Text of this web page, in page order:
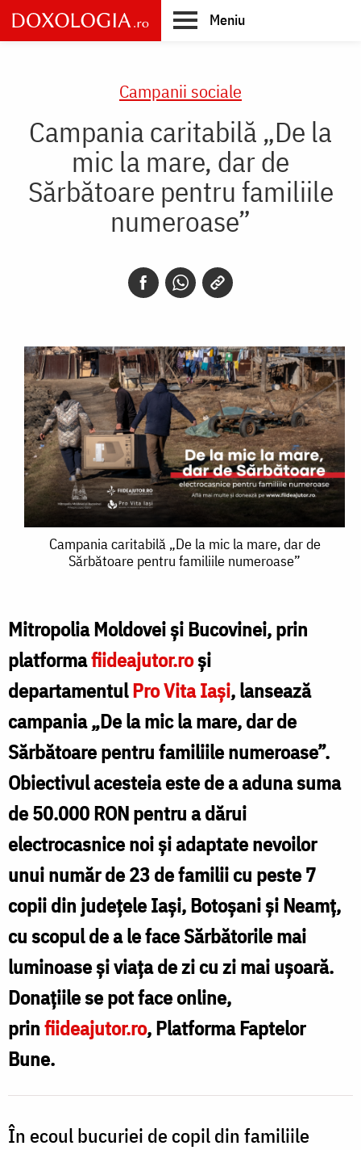
Skip
to
main
Meniu
Campanii sociale
Campania caritabilă „De la
mic la mare, dar de
Sărbătoare pentru familiile
numeroase”
Campania
caritabilă
la
mic
la
dar
Sărbătoare
pentru
familiile
numeroase”
Campania caritabilă „De la mic la mare, dar de
Sărbătoare pentru familiile numeroase”
Mitropolia Moldovei și Bucovinei, prin
platformafiideajutor.roși
departamentulPro Vita Iași, lansează
campania „De la mic la mare, dar de
Sărbătoare pentru familiile numeroase”.
Obiectivul acesteia este de a aduna suma
de 50.000 RON pentru a dărui
electrocasnice noi și adaptate nevoilor
unui număr de 23 de familii cu peste 7
copii din județele Iași, Botoșani și Neamț,
cu scopul de a le face Sărbătorile mai
luminoase și viața de zi cu zi mai ușoară.
Donațiile se pot face online,
prinfiideajutor.ro, Platforma Faptelor
Bune.
În ecoul bucuriei de copil din familiile